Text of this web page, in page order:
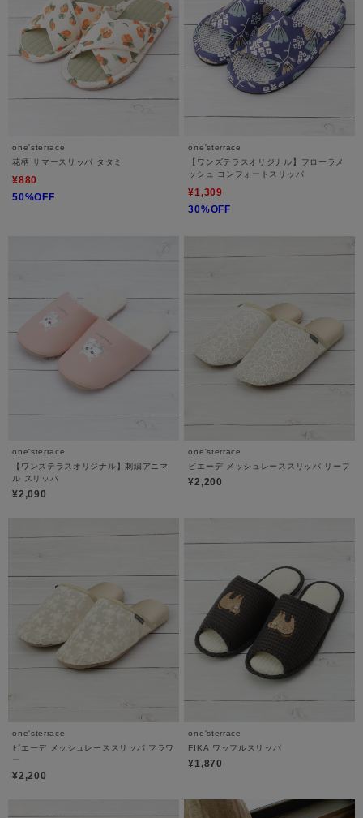
one'sterrace
花柄 サマースリッパ タタミ
¥880
50%OFF
one'sterrace
【ワンズテラスオリジナル】フローラメ
ッシュ コンフォートスリッパ
¥1,309
30%OFF
one'sterrace
【ワンズテラスオリジナル】刺繍アニマ
ル スリッパ
¥2,090
one'sterrace
ピエーデ メッシュレーススリッパ リーフ
¥2,200
one'sterrace
ピエーデ メッシュレーススリッパ フラワ
ー
¥2,200
one'sterrace
FIKA ワッフルスリッパ
¥1,870